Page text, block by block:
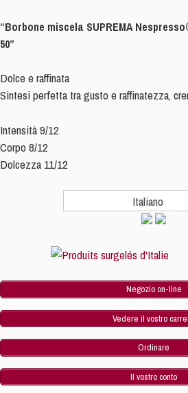
Nespresso®
comp
*
confezione
da
quantità
“Borbone miscela SUPREMA
50”
Dolce e raffinata
Sintesi perfetta tra gusto e raffinatezza,
Intensità 9/12
Corpo 8/12
Dolcezza 11/12
Italiano
Negozio on-line
Vedere il vostro
Ordinare
Il vostro conto